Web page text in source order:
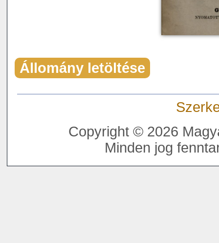
Állomány letöltése
Copyright © 2026
Minden jog